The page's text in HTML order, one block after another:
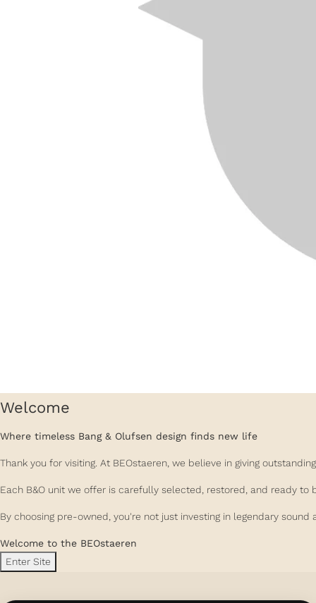
Welcome
Where timeless Bang & Olufsen design finds new life
Thank you for visiting. At BEOstaeren, we believe in giving
Each B&O unit we offer is carefully selected, restored, and ready to
By choosing pre-owned, you're not just investing in legendary
Welcome to the BEOstaeren
Enter Site